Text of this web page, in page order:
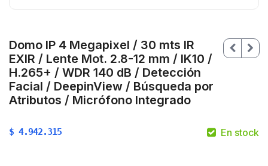
Domo IP 4 Megapixel / 30 mts IR
EXIR / Lente Mot. 2.8-12 mm / IK10 /
H.265+ / WDR 140 dB / Detección
Facial / DeepinView / Búsqueda por
Atributos / Micrófono Integrado
$ 4.942.315 En stock